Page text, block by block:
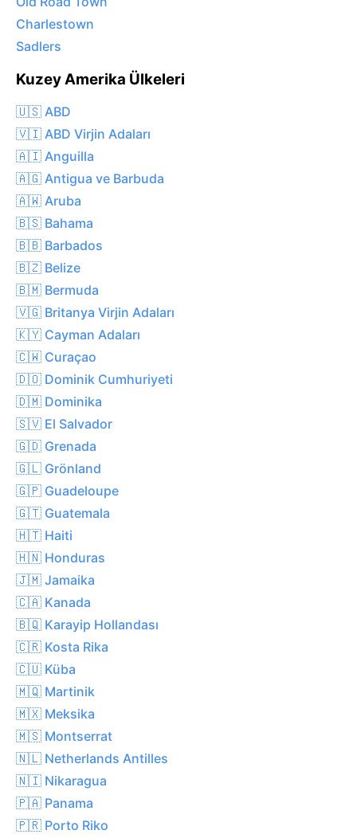
Charlestown
Sadlers
Kuzey Amerika Ülkeleri
🇺🇸 ABD
🇻🇮 ABD Virjin Adaları
🇦🇮 Anguilla
🇦🇬 Antigua ve Barbuda
🇦🇼 Aruba
🇧🇸 Bahama
🇧🇧 Barbados
🇧🇿 Belize
🇧🇲 Bermuda
🇻🇬 Britanya Virjin Adaları
🇰🇾 Cayman Adaları
🇨🇼 Curaçao
🇩🇴 Dominik Cumhuriyeti
🇩🇲 Dominika
🇸🇻 El Salvador
🇬🇩 Grenada
🇬🇱 Grönland
🇬🇵 Guadeloupe
🇬🇹 Guatemala
🇭🇹 Haiti
🇭🇳 Honduras
🇯🇲 Jamaika
🇨🇦 Kanada
🇧🇶 Karayip Hollandası
🇨🇷 Kosta Rika
🇨🇺 Küba
🇲🇶 Martinik
🇲🇽 Meksika
🇲🇸 Montserrat
🇳🇱 Netherlands Antilles
🇳🇮 Nikaragua
🇵🇦 Panama
🇵🇷 Porto Riko